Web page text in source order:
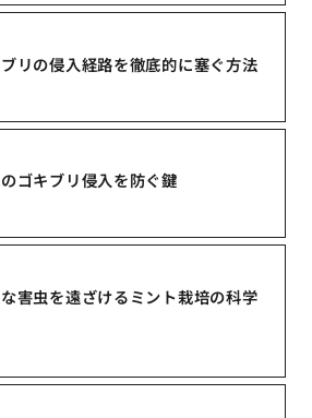
リの侵入経路を徹底的に塞ぐ方法
ゴキブリ侵入を防ぐ鍵
害虫を遠ざけるミント栽培の科学